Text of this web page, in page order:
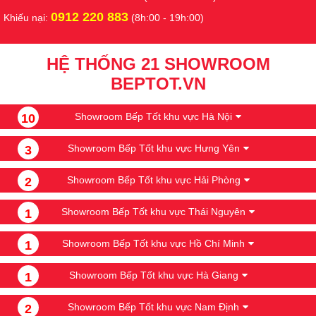
Lượng gas tiêu thụ : 0.38kg/h
Mặt bếp - Kiềng bếp: Kính chịu lực - Tráng men không rỉ
Đầu đốt: Đồng thau - Có đầu hâm
Xuất xứ: Việt Nam - Bảo hành 24 tháng
THÔNG TIN THƯƠNG HIỆU
Tập đoàn Rinnailà tập đoàn có trụ sở chính ở Nagoya,
Nhật Bản, sản xuất các thiết bị dùng gas, bao gồm máy
nóng lạnh không cần bình chứa sử dụng năng lượng triệt
Khiếu nại: 0912 220 883 (8h:00 - 19h:00)
HỆ THỐNG 21 SHOWROOM
BEPTOT.VN
10 Showroom Bếp Tốt khu vực Hà Nội
3 Showroom Bếp Tốt khu vực Hưng Yên
2 Showroom Bếp Tốt khu vực Hải Phòng
1 Showroom Bếp Tốt khu vực Thái Nguyên
1 Showroom Bếp Tốt khu vực Hồ Chí Minh
1 Showroom Bếp Tốt khu vực Hà Giang
2 Showroom Bếp Tốt khu vực Nam Định